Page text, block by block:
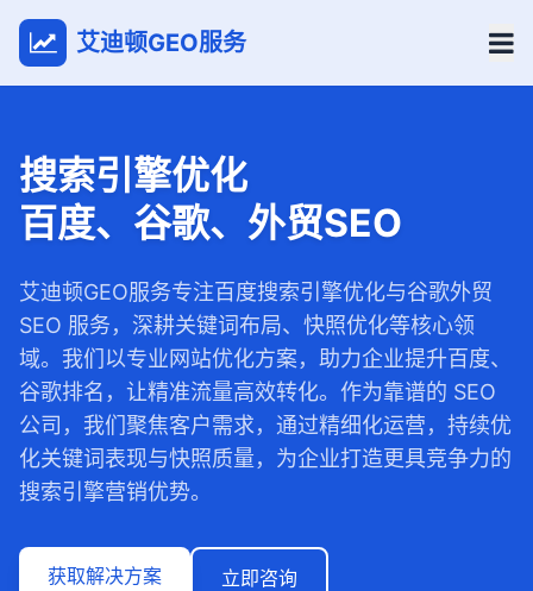
艾迪顿GEO服务
搜索引擎优化
百度、谷歌、外贸SEO
艾迪顿GEO服务专注百度搜索引擎优化与谷歌外贸
SEO 服务，深耕关键词布局、快照优化等核心领
域。我们以专业网站优化方案，助力企业提升百度、
谷歌排名，让精准流量高效转化。作为靠谱的 SEO
公司，我们聚焦客户需求，通过精细化运营，持续优
化关键词表现与快照质量，为企业打造更具竞争力的
搜索引擎营销优势。
获取解决方案 立即咨询